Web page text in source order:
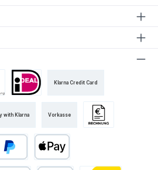
Klarna Credit Card
with Klarna Vorkasse